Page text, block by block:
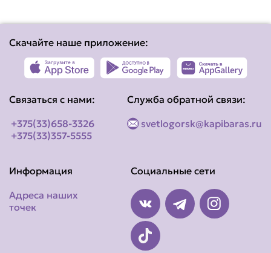
Скачайте наше приложение:
Связаться с нами:
+375(33)658-3326
+375(33)357-5555
Служба обратной связи:
svetlogorsk@kapibaras.ru
Информация
Адреса наших
точек
Социальные сети